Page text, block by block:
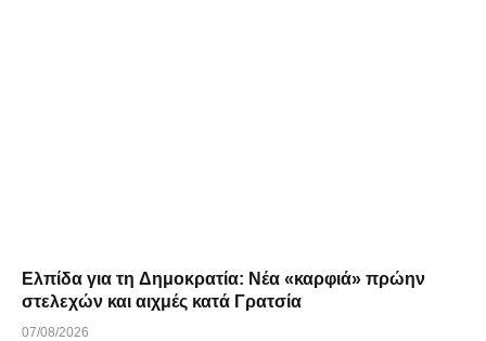
Ελπίδα για τη Δημοκρατία: Νέα «καρφιά» πρώην
στελεχών και αιχμές κατά Γρατσία
07/08/2026